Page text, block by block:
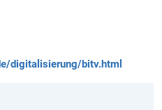
digitalisierung/bitv.html